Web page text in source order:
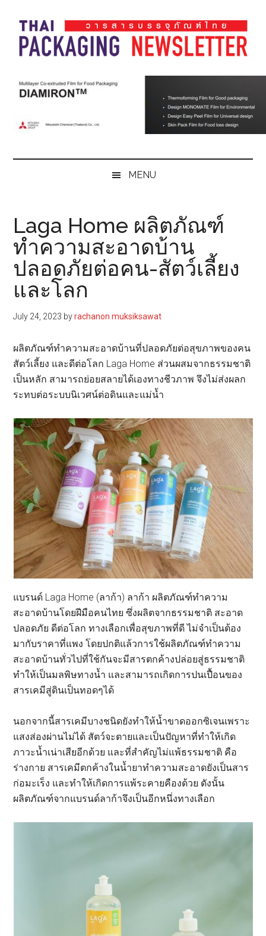
main
content
secondary
menu
primary
sidebar
footer
Thai
Pack
Magazine
Pack
MENU
Laga Home ผลิตภัณฑ์
ทำความสะอาดบ้าน
ปลอดภัยต่อคน-สัตว์เลี้ยง
และโลก
July 24, 2023 byrachanon muksiksawat
ผลิตภัณฑ์ทำความสะอาดบ้านที่ปลอดภัยต่อสุขภาพของคน
สัตว์เลี้ยง และดีต่อโลก Laga Home ส่วนผสมจากธรรมชาติ
เป็นหลัก สามารถย่อยสลายได้เองทางชีวภาพ จึงไม่ส่งผลก
ระทบต่อระบบนิเวศน์ต่อดินและแม่น้ำ
แบรนด์ Laga Home (ลาก้า) ลาก้า ผลิตภัณฑ์ทำความ
สะอาดบ้านโดยฝีมือคนไทย ซึ่งผลิตจากธรรมชาติ สะอาด
ปลอดภัย ดีต่อโลก ทางเลือกเพื่อสุขภาพที่ดี ไม่จำเป็นต้อง
มากับราคาที่แพง โดยปกติแล้วการใช้ผลิตภัณฑ์ทำความ
สะอาดบ้านทั่วไปที่ใช้กันจะมีสารตกค้างปล่อยสู่ธรรมชาติ
ทำให้เป็นมลพิษทางน้ำ และสามารถเกิดการปนเปื้อนของ
สารเคมีสู่ดินเป็นทอดๆได้
นอกจากนี้สารเคมีบางชนิดยังทำให้น้ำขาดออกซิเจนเพราะ
แสงส่องผ่านไม่ได้ สัตว์จะตายและเป็นปัญหาที่ทำให้เกิด
ภาวะน้ำเน่าเสียอีกด้วย และที่สำคัญไม่แพ้ธรรมชาติ คือ
ร่างกาย สารเคมีตกค้างในน้ำยาทำความสะอาดยังเป็นสาร
ก่อมะเร็ง และทำให้เกิดการแพ้ระคายคืองด้วย ดังนั้น
ผลิตภัณฑ์จากแบรนด์ลาก้าจึงเป็นอีกหนึ่งทางเลือก